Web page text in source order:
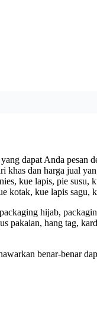
dapat Anda pesan
dan harga jual
kue lapis, pie
kotak, kue lapis sagu,
hijab,
pakaian, hang tag,
benar-benar